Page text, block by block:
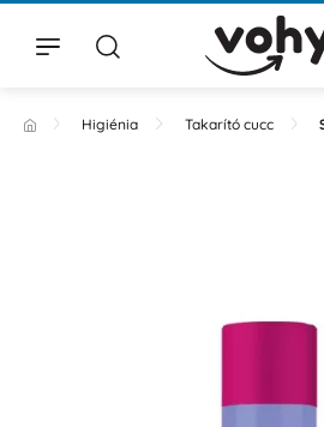
Higiénia Takarító cucc